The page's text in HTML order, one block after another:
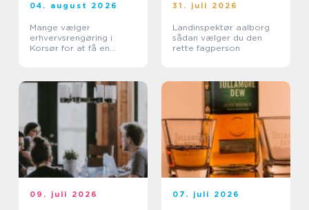
04. august 2026
Mange vælger
erhvervsrengøring i
Korsør for at få en
31. juli 2026
Landinspektør aalborg
sådan vælger du den
rette fagperson
09. juli 2026 07. juli 2026